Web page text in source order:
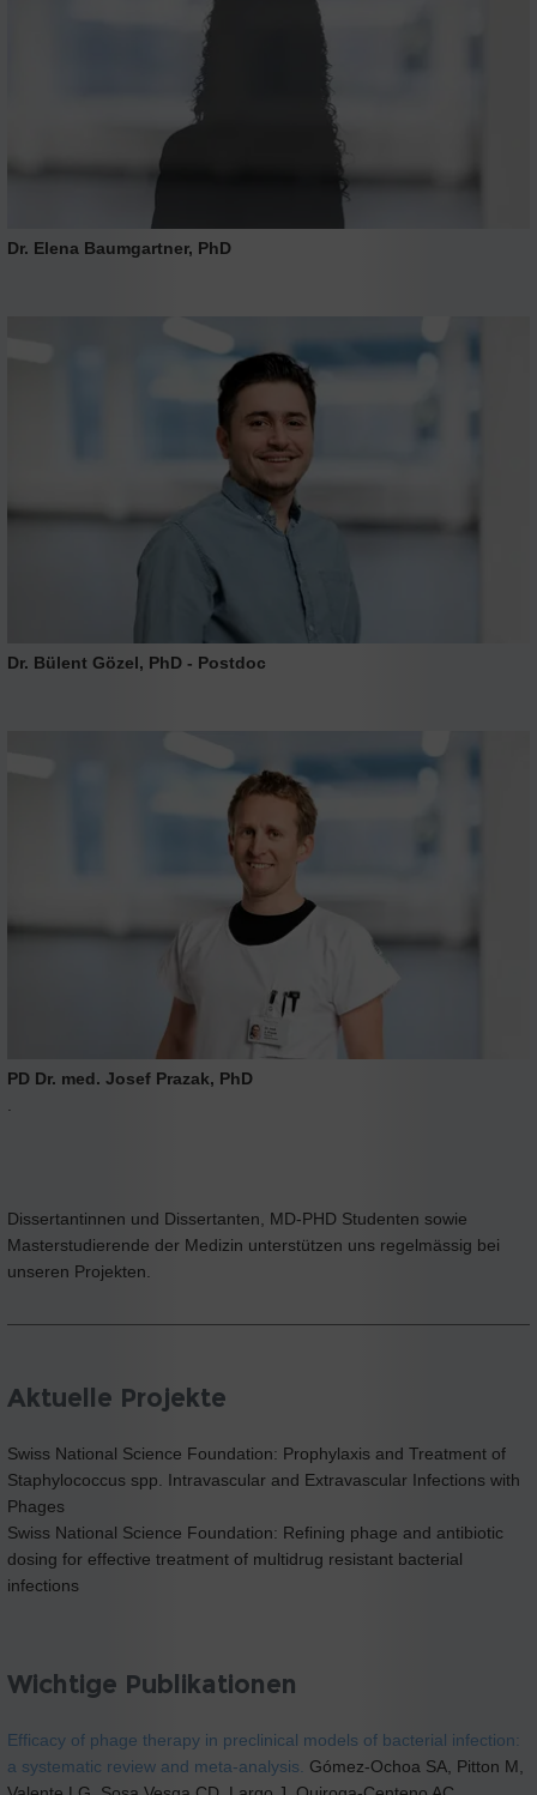
Dr. Elena Baumgartner, PhD
Dr. Bülent Gözel, PhD - Postdoc
PD Dr. med. Josef Prazak, PhD
Dissertantinnen und Dissertanten, MD-PHD Studenten sowie
Masterstudierende der Medizin unterstützen uns regelmässig bei
unseren Projekten.
Aktuelle Projekte
Swiss National Science Foundation: Prophylaxis and Treatment of
Staphylococcus spp. Intravascular and Extravascular Infections with
Phages
Swiss National Science Foundation: Refining phage and antibiotic
dosing for effective treatment of multidrug resistant bacterial
infections
Wichtige Publikationen
Efficacy of phage therapy in preclinical models of bacterial infection:
a systematic review and meta-analysis. Gómez-Ochoa SA, Pitton M,